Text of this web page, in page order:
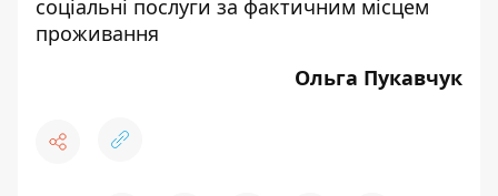
соціальні послуги за фактичним місцем
проживання
Ольга Пукавчук